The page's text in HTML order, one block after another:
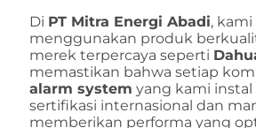
Di PT Mitra Energi Abadi,
menggunakan produk
merek terpercaya seperti
memastikan bahwa setiap
alarm system yang kami
sertifikasi internasional dan
memberikan performa yang